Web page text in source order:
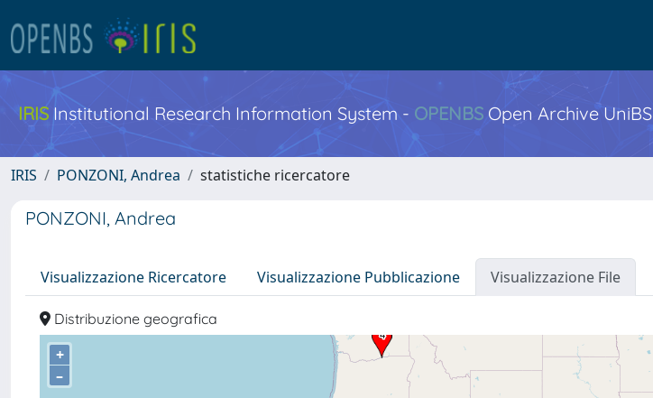
IRIS Institutional Research Information System - OPENBS Open Archive UniBS
IRIS PONZONI, Andrea statistiche ricercatore
PONZONI, Andrea
Visualizzazione Ricercatore Visualizzazione Pubblicazione Visualizzazione File
Distribuzione geografica
+
–